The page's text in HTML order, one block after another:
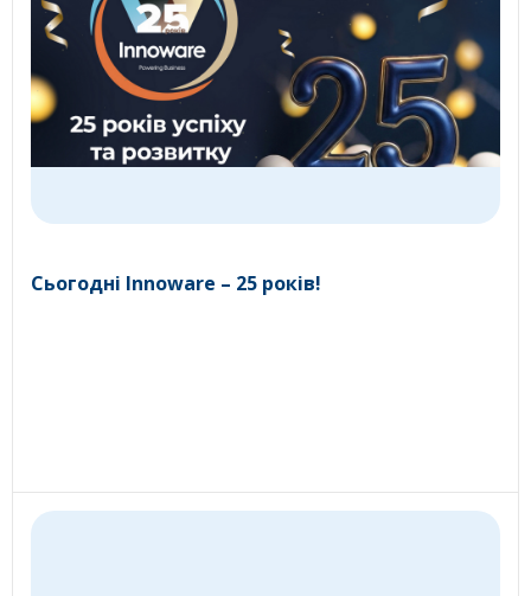
Сьогодні Innoware – 25 років!